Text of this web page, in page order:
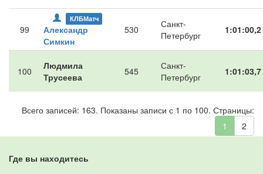
99
КЛБМатч
Александр
Симкин
530
Санкт-
Петербург
1:01:00,2
100
Людмила
Трусеева
545
Санкт-
Петербург
1:01:03,7
Всего записей: 163. Показаны записи с 1 по 100. Страницы:
1
2
Где вы находитесь